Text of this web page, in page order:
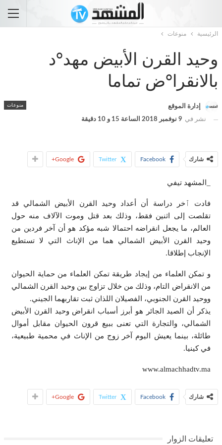
الرئيسية منوعات
وحيد القرن الأبيض مهد°د
بالانقرا°ض تماما
منوعات إدارة الموقع
نشر في 9 نوفمبر 2018 الساعة 15 و 10 دقيقة
شارك Facebook
Twitter
Google+
_المشهد تيفي
فادت ٱخر دراسة أن أعداد وحيد القرن الأبيض الشمالي قد
تقلصت إلى اثنين فقط، وذلك بعد قتل وموت الآلاف منه حول
العالم، ما يجعل انقراضه احتمالا شبه مؤكد هو أن آخر فردين من
وحيد القرن الأبيض الشمالي هما من الإناث التي لا تستطيع
الإنجاب إطلاقا.
و تمكن العلماء من إيجاد طريقة تمكن العلماء من حماية الحيوان
من الانقراض التام، وذلك من خلال تزاوج بين وحيد القرن الشمالي
ووحيد القرن الجنوبي، الفصيلان اللذان ثبت تقاربهما الجيني.
يذكر أن الصيد الجائر هو أبرز أسباب انقراض وحيد القرن الأبيض
الشمالي، والتجارة التي تعنى ببيع قرون الحيوان مقابل أموال
طائلة، بينما يعيش اليوم آخر زوج من الإناث في محمية طبيعية،
في كينيا.
www.almachhadtv.ma
شارك Facebook
Twitter
Google+
تعليقات الزوار